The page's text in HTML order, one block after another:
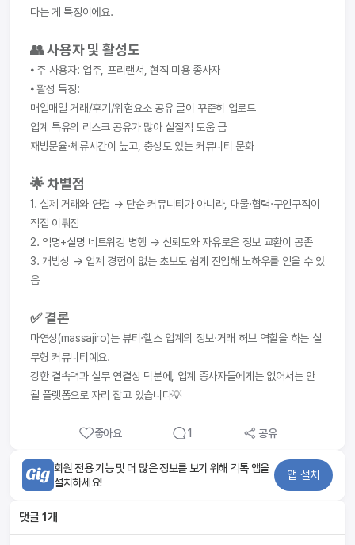
다는 게 특징이에요.
👥 사용자 및 활성도
⦁ 주 사용자: 업주, 프리랜서, 현직 미용 종사자
⦁ 활성 특징:
매일매일 거래/후기/위험요소 공유 글이 꾸준히 업로드
업계 특유의 리스크 공유가 많아 실질적 도움 큼
재방문율·체류시간이 높고, 충성도 있는 커뮤니티 문화
🌟 차별점
1. 실제 거래와 연결 → 단순 커뮤니티가 아니라, 매물·협력·구인구직이
직접 이뤄짐
2. 익명+실명 네트워킹 병행 → 신뢰도와 자유로운 정보 교환이 공존
3. 개방성 → 업계 경험이 없는 초보도 쉽게 진입해 노하우를 얻을 수 있
음
✅ 결론
마연성(massajiro)는 뷰티·헬스 업계의 정보·거래 허브 역할을 하는 실
무형 커뮤니티예요.
강한 결속력과 실무 연결성 덕분에, 업계 종사자들에게는 없어서는 안
될 플랫폼으로 자리 잡고 있습니다💡
좋아요 1 공유
회원 전용 기능 및 더 많은 정보를 보기 위해 긱톡 앱을
설치하세요!
앱 설치
댓글1개